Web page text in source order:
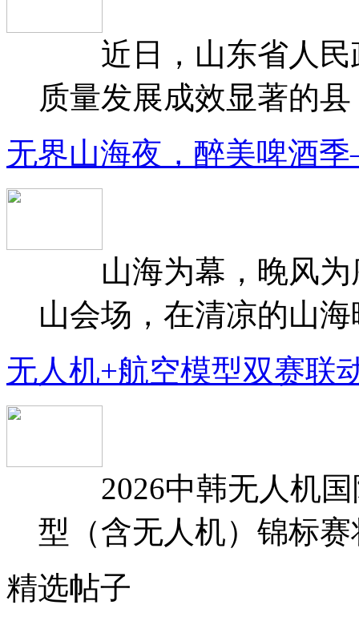
近日，山东省人民
质量发展成效显著的
无界山海夜，醉美啤酒
山海为幕，晚风为
山会场，在清凉的山
无人机+航空模型双赛联
2026中韩无人机国
型（含无人机）锦标
精选帖子